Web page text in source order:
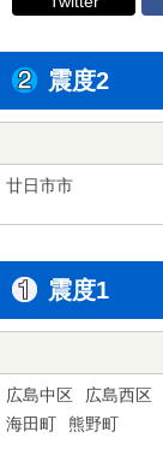
震度2
廿日市市
震度1
広島中区 広島西区
海田町
熊野町